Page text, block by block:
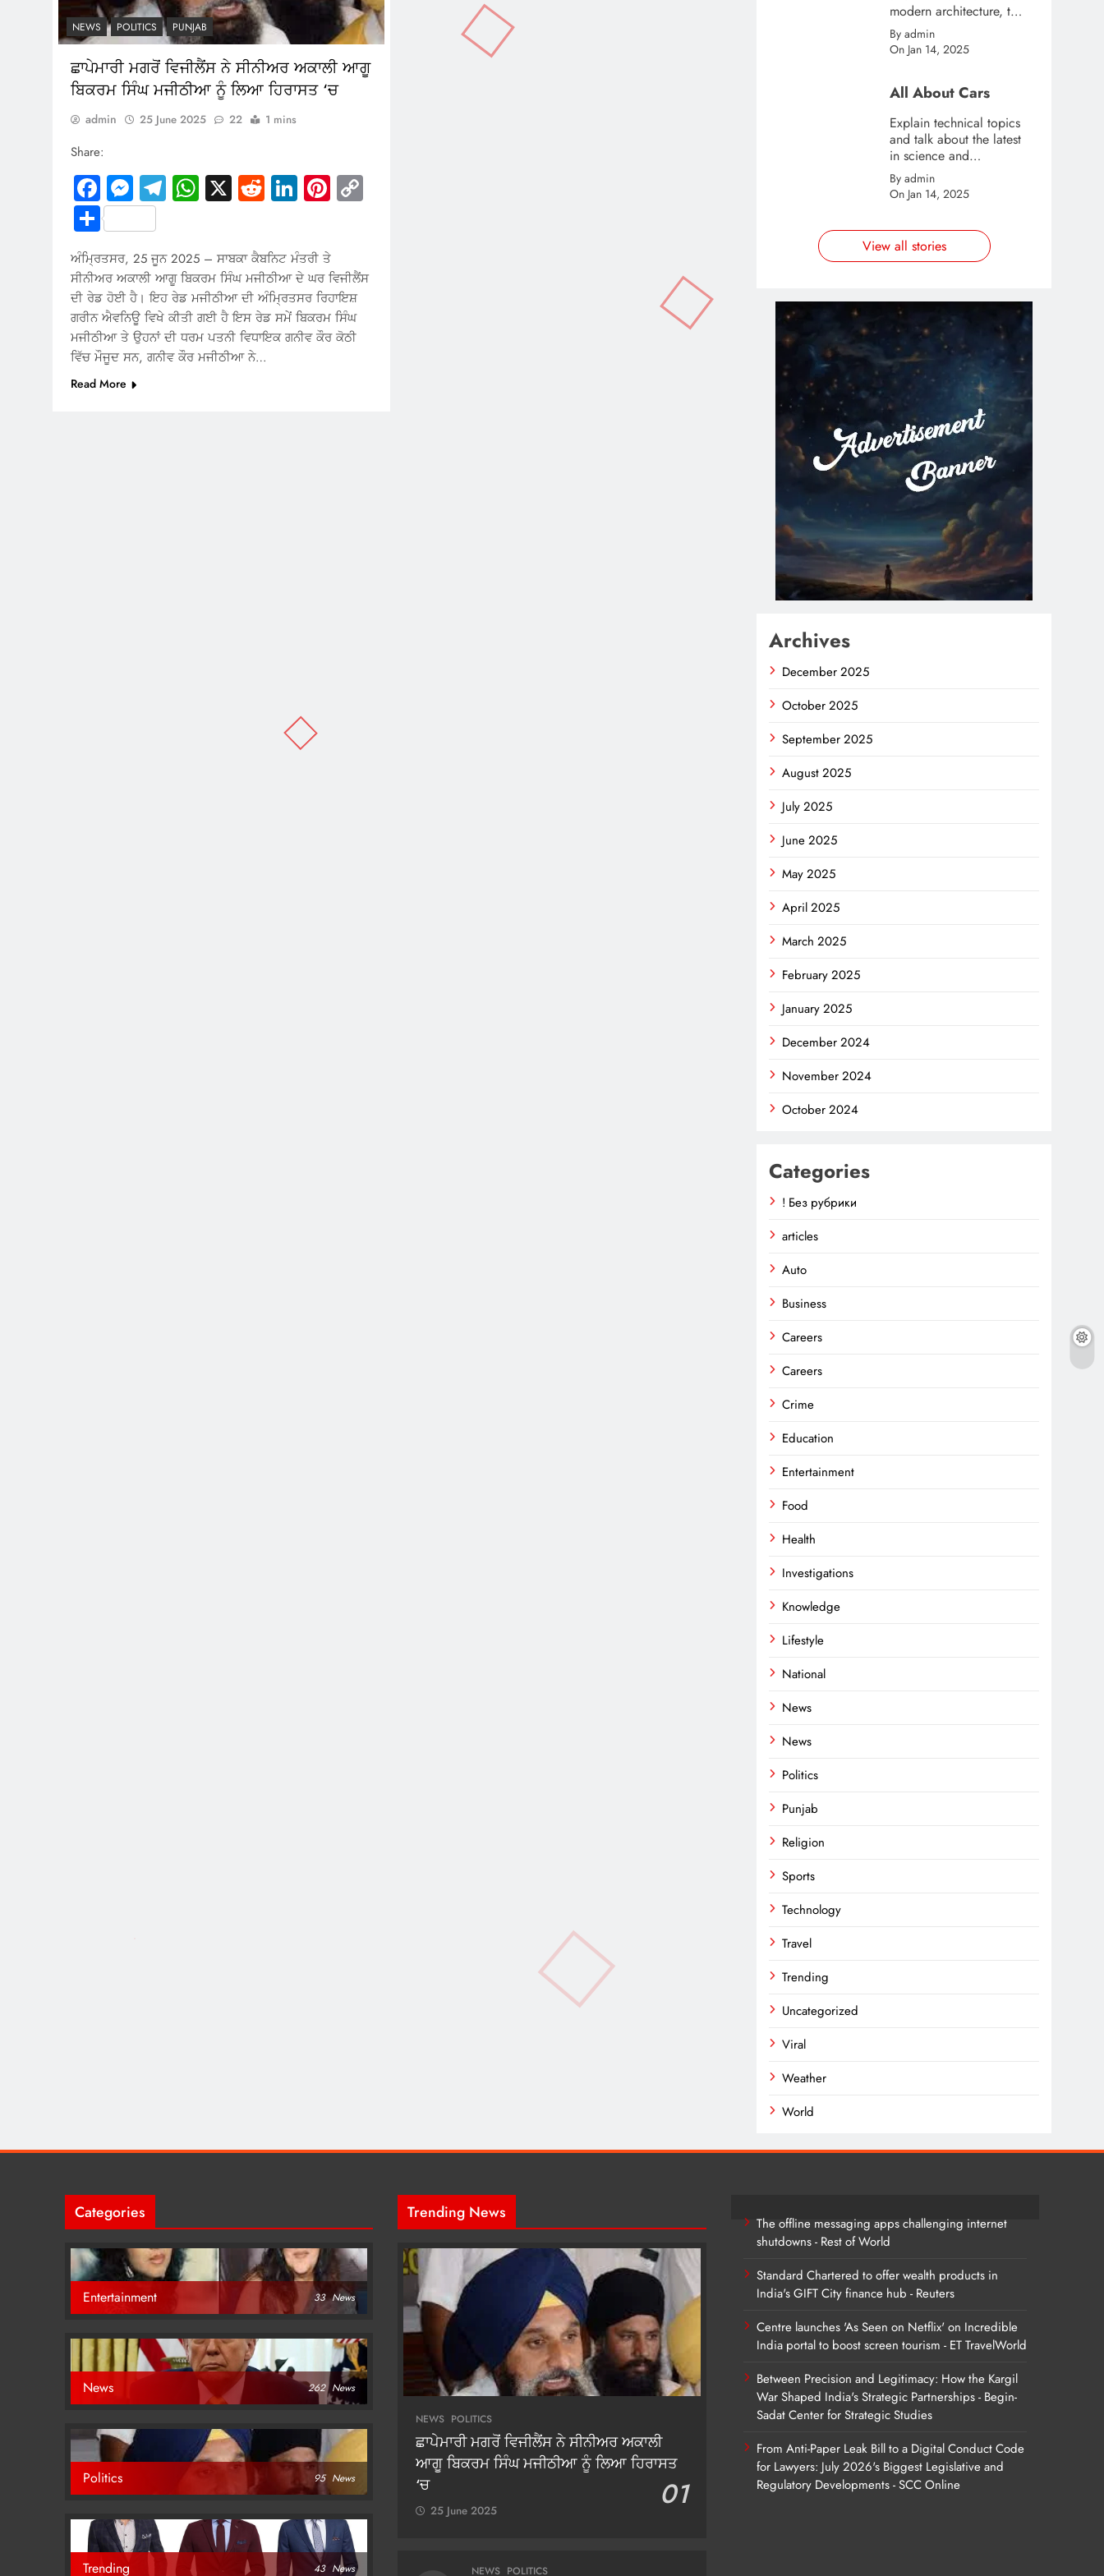
NEWS POLITICS PUNJAB
ਛਾਪੇਮਾਰੀ ਮਗਰੋਂ ਵਿਜੀਲੈਂਸ ਨੇ ਸੀਨੀਅਰ ਅਕਾਲੀ ਆਗੂ
ਬਿਕਰਮ ਸਿੰਘ ਮਜੀਠੀਆ ਨੂੰ ਲਿਆ ਹਿਰਾਸਤ ‘ਚ
admin 25 June 2025 22 1 mins
Share:
Facebook
Messenger
Telegram
WhatsApp
X RedditLinkedInPinterest
Share
ਅੰਮ੍ਰਿਤਸਰ, 25 ਜੂਨ 2025 – ਸਾਬਕਾ ਕੈਬਨਿਟ ਮੰਤਰੀ ਤੇ
ਸੀਨੀਅਰ ਅਕਾਲੀ ਆਗੂ ਬਿਕਰਮ ਸਿੰਘ ਮਜੀਠੀਆ ਦੇ ਘਰ ਵਿਜੀਲੈਂਸ
ਦੀ ਰੇਡ ਹੋਈ ਹੈ। ਇਹ ਰੇਡ ਮਜੀਠੀਆ ਦੀ ਅੰਮ੍ਰਿਤਸਰ ਰਿਹਾਇਸ਼
ਗਰੀਨ ਐਵਨਿਊ ਵਿਖੇ ਕੀਤੀ ਗਈ ਹੈ ਇਸ ਰੇਡ ਸਮੇਂ ਬਿਕਰਮ ਸਿੰਘ
ਮਜੀਠੀਆ ਤੇ ਉਹਨਾਂ ਦੀ ਧਰਮ ਪਤਨੀ ਵਿਧਾਇਕ ਗਨੀਵ ਕੌਰ ਕੋਠੀ
ਵਿੱਚ ਮੌਜੂਦ ਸਨ, ਗਨੀਵ ਕੌਰ ਮਜੀਠੀਆ ਨੇ…
Read More
modern architecture, this
template is great for
creating stories about
urban and city tourism.
By admin
On Jan 14, 2025
All About Cars
Explain technical topics
and talk about the latest
in science and
technology with this
clean and futuristic
template.
By admin
On Jan 14, 2025
View all stories
Archives
December 2025
October 2025
September 2025
August 2025
July 2025
June 2025
May 2025
April 2025
March 2025
February 2025
January 2025
December 2024
November 2024
October 2024
Categories
! Без рубрики
articles
Auto
Business
Careers
Careers
Crime
Education
Entertainment
Food
Health
Investigations
Knowledge
Lifestyle
National
News
News
Politics
Punjab
Religion
Sports
Technology
Travel
Trending
Uncategorized
Viral
Weather
World
Categories
Entertainment 33 News
News 262 News
Politics 95 News
Trending 43 News
Trending News
NEWS POLITICS
ਛਾਪੇਮਾਰੀ ਮਗਰੋਂ ਵਿਜੀਲੈਂਸ ਨੇ ਸੀਨੀਅਰ ਅਕਾਲੀ
ਆਗੂ ਬਿਕਰਮ ਸਿੰਘ ਮਜੀਠੀਆ ਨੂੰ ਲਿਆ ਹਿਰਾਸਤ
‘ਚ
01
25 June 2025
NEWS POLITICS
The offline messaging apps challenging internet
shutdowns - Rest of World
Standard Chartered to offer wealth products in
India's GIFT City finance hub - Reuters
Centre launches 'As Seen on Netflix' on Incredible
India portal to boost screen tourism - ET TravelWorld
Between Precision and Legitimacy: How the Kargil
War Shaped India's Strategic Partnerships - Begin-
Sadat Center for Strategic Studies
From Anti-Paper Leak Bill to a Digital Conduct Code
for Lawyers: July 2026's Biggest Legislative and
Regulatory Developments - SCC Online